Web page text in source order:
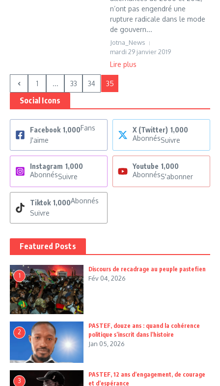
n’ont pas engendré une
rupture radicale dans le mode
de gouvern...
Jotna_News
mardi 29 janvier 2019
Lire plus
1 ... 33 34 35
Social Icons
Facebook 1,000Fans
J'aime
X (Twitter) 1,000
AbonnésSuivre
Instagram 1,000
AbonnésSuivre
Youtube 1,000
AbonnésS'abonner
Tiktok 1,000Abonnés
Suivre
Featured Posts
1
Discours de recadrage au peuple pastefien
Fév 04, 2026
2
PASTEF, douze ans : quand la cohérence
politique s’inscrit dans l’histoire
Jan 05, 2026
3
PASTEF, 12 ans d’engagement, de courage
et d’espérance